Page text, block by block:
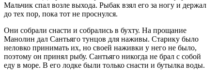
Мальчик спал возле выхода. Рыбак взял его за ногу и держал
до тех пор, пока тот не проснулся.
Они собрали снасти и собрались в бухту. На прощание
Манолин дал Сантьяго тунцов для наживы. Старику было
неловко принимать их, но своей наживки у него не было,
поэтому он принял рыбу. Сантьяго никогда не брал с собой
еду в море. В его лодке были только снасти и бутылка воды.